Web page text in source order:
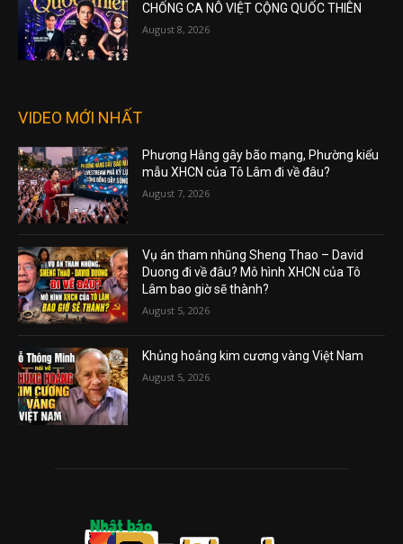
CHỐNG CA NÔ VIỆT CỘNG QUỐC THIÊN
August 8, 2026
VIDEO MỚI NHẤT
Phương Hằng gây bão mạng, Phường kiểu
mẫu XHCN của Tô Lâm đi về đâu?
August 7, 2026
Vụ án tham nhũng Sheng Thao – David
Duong đi về đâu? Mô hình XHCN của Tô
Lâm bao giờ sẽ thành?
August 5, 2026
Khủng hoảng kim cương vàng Việt Nam
August 5, 2026